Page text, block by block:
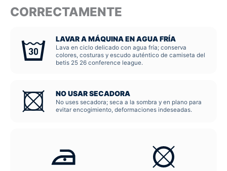
CORRECTAMENTE
LAVAR A MÁQUINA EN AGUA FRÍA
Lava en ciclo delicado con agua fría; conserva
colores, costuras y escudo auténtico de camiseta del
betis 25 26 conference league.
NO USAR SECADORA
No uses secadora; seca a la sombra y en plano para
evitar encogimiento, deformaciones indeseadas.